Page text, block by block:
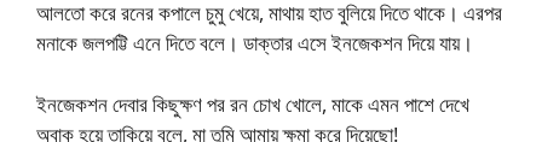
আলতো করে রনের কপালে চুমু খেয়ে, মাথায় হাত বুলিয়ে দিতে থাকে। এরপর
মনাকে জলপট্টি এনে দিতে বলে। ডাক্তার এসে ইনজেকশন দিয়ে যায়।
ইনজেকশন দেবার কিছুক্ষণ পর রন চোখ খোলে, মাকে এমন পাশে দেখে
অবাক হয়ে তাকিয়ে বলে, মা তুমি আমায় ক্ষমা করে দিয়েছো!